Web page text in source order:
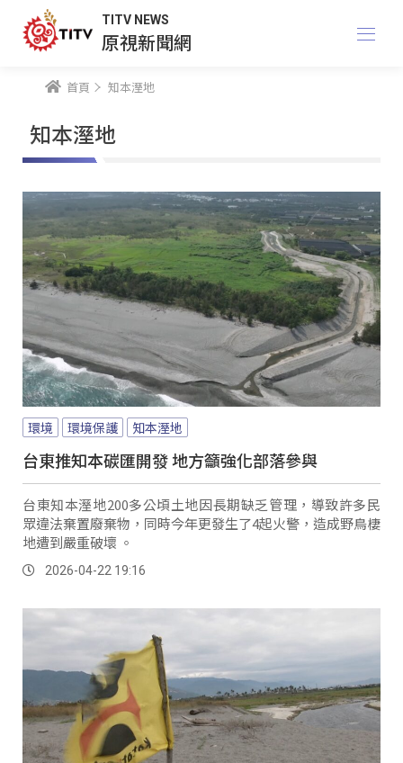
TITV NEWS
原視新聞網
首頁 知本溼地
知本溼地
環境 環境保護 知本溼地
台東推知本碳匯開發 地方籲強化部落參與
台東知本溼地200多公頃土地因長期缺乏管理，導致許多民
眾違法棄置廢棄物，同時今年更發生了4起火警，造成野鳥棲
地遭到嚴重破壞 。
2026-04-22 19:16